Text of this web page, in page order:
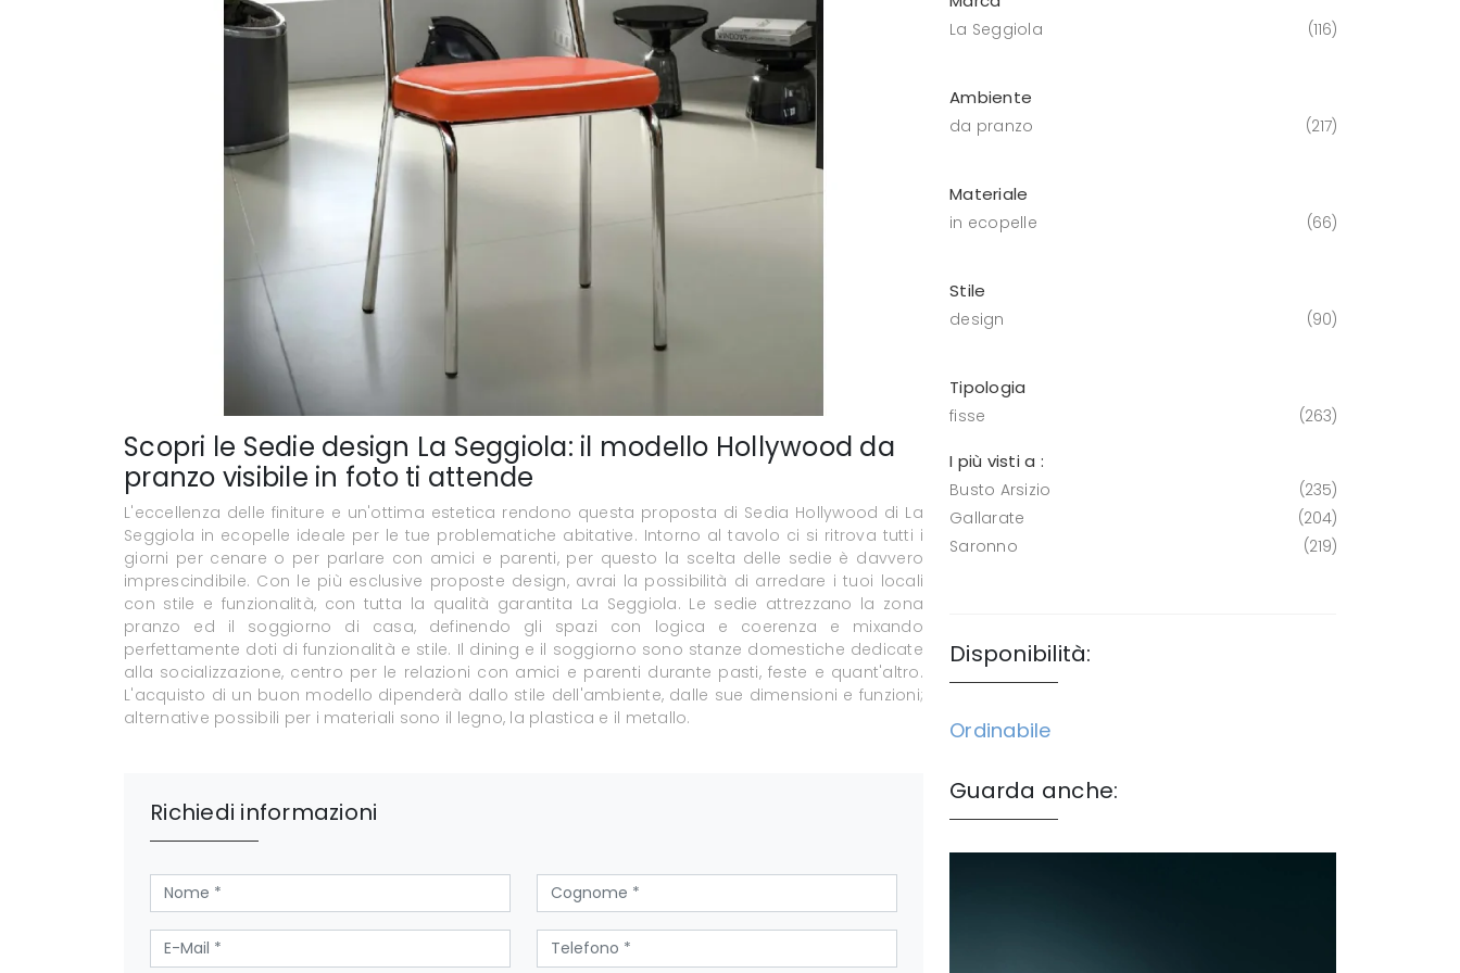
Scopri le Sedie design La Seggiola: il modello Hollywood da
pranzo visibile in foto ti attende
L'eccellenza delle finiture e un'ottima estetica rendono questa proposta di Sedia Hollywood di La
Seggiola in ecopelle ideale per le tue problematiche abitative. Intorno al tavolo ci si ritrova tutti i
giorni per cenare o per parlare con amici e parenti, per questo la scelta delle sedie è davvero
imprescindibile. Con le più esclusive proposte design, avrai la possibilità di arredare i tuoi locali
con stile e funzionalità, con tutta la qualità garantita La Seggiola. Le sedie attrezzano la zona
pranzo ed il soggiorno di casa, definendo gli spazi con logica e coerenza e mixando
perfettamente doti di funzionalità e stile. Il dining e il soggiorno sono stanze domestiche dedicate
alla socializzazione, centro per le relazioni con amici e parenti durante pasti, feste e quant'altro.
L'acquisto di un buon modello dipenderà dallo stile dell'ambiente, dalle sue dimensioni e funzioni;
alternative possibili per i materiali sono il legno, la plastica e il metallo.
Richiedi informazioni
La Seggiola 116
Ambiente
da pranzo 217
Materiale
in ecopelle 66
Stile
design 90
Tipologia
fisse 263
I più visti a :
Busto Arsizio
235
Gallarate
204
Saronno
219
Disponibilità:
Ordinabile
Guarda anche: